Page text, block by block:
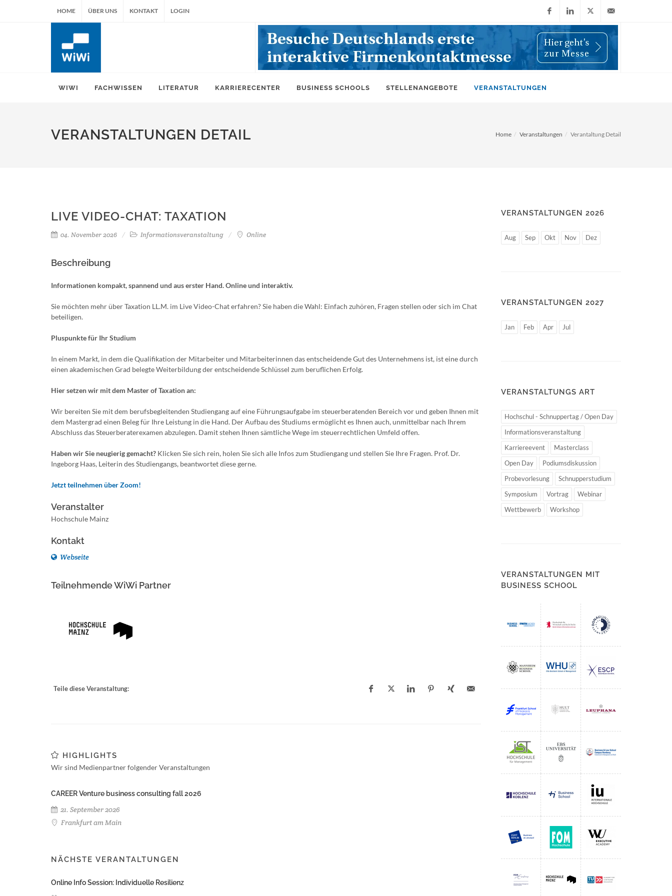
HOME ÜBER UNS KONTAKT LOGIN
FacebookLinkedIn
X
(Twitter)
info@wiwi-
WIWI FACHWISSEN LITERATUR KARRIERECENTER BUSINESS SCHOOLS STELLENANGEBOTE VERANSTALTUNGEN
VERANSTALTUNGEN DETAIL Home Veranstaltungen Verantaltung Detail
LIVE VIDEO-CHAT: TAXATION
04. November 2026 Informationsveranstaltung Online
Beschreibung
Informationen kompakt, spannend und aus erster Hand. Online und interaktiv.
Sie möchten mehr über Taxation LL.M. im Live Video-Chat erfahren? Sie haben die Wahl: Einfach zuhören, Fragen stellen oder sich im Chat
beteiligen.
Pluspunkte für Ihr Studium
In einem Markt, in dem die Qualifikation der Mitarbeiter und Mitarbeiterinnen das entscheidende Gut des Unternehmens ist, ist eine durch
einen akademischen Grad belegte Weiterbildung der entscheidende Schlüssel zum beruflichen Erfolg.
Hier setzen wir mit dem Master of Taxation an:
Wir bereiten Sie mit dem berufsbegleitenden Studiengang auf eine Führungsaufgabe im steuerberatenden Bereich vor und geben Ihnen mit
dem Mastergrad einen Beleg für Ihre Leistung in die Hand. Der Aufbau des Studiums ermöglicht es Ihnen auch, unmittelbar nach Ihrem
Abschluss das Steuerberaterexamen abzulegen. Damit stehen Ihnen sämtliche Wege im steuerrechtlichen Umfeld offen.
Haben wir Sie neugierig gemacht? Klicken Sie sich rein, holen Sie sich alle Infos zum Studiengang und stellen Sie Ihre Fragen. Prof. Dr.
Ingeborg Haas, Leiterin des Studiengangs, beantwortet diese gerne.
Jetzt teilnehmen über Zoom!
Veranstalter
Hochschule Mainz
Kontakt
Webseite
Teilnehmende WiWi Partner
Teile diese Veranstaltung:
HIGHLIGHTS
Wir sind Medienpartner folgender Veranstaltungen
CAREER Venture business consulting fall 2026
21. September 2026
Frankfurt am Main
NÄCHSTE VERANTALTUNGEN
Online Info Session: Individuelle Resilienz
VERANSTALTUNGEN 2026
Aug Sep Okt Nov Dez
VERANSTALTUNGEN 2027
Jan Feb Apr Jul
VERANSTALTUNGS ART
Hochschul - Schnuppertag / Open Day
Informationsveranstaltung
Karriereevent
Masterclass
Open Day
Podiumsdiskussion
Probevorlesung
Schnupperstudium
Symposium
Vortrag
Webinar
Wettbewerb
Workshop
VERANSTALTUNGEN MIT
BUSINESS SCHOOL